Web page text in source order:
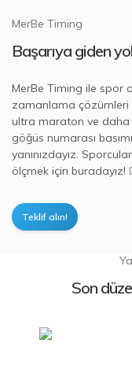
MerBe Timing
Başarıya giden
MerBe Timing ile spor
zamanlama çözümleri
ultra maraton ve daha
göğüs numarası
yanınızdayız.
ölçmek için buradayız!
Teklif alın!
Son